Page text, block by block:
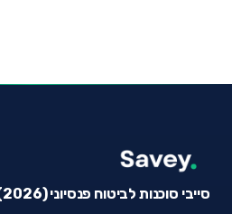
סייבי סוכנות לביטוח פנסיוני (2026) בע״מ